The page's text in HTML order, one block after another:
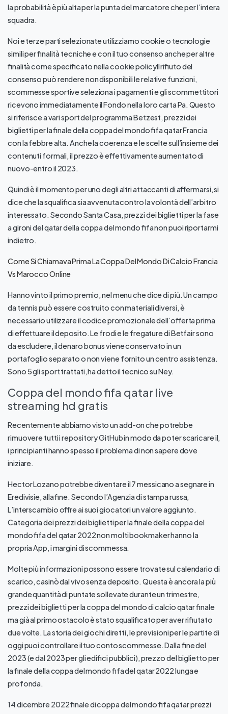
la probabilità è più alta per la punta del marcatore che per l’intera
squadra.
Noi e terze parti selezionate utilizziamo cookie o tecnologie
simili per finalità tecniche e con il tuo consenso anche per altre
finalità come specificato nella cookie policyIl rifiuto del
consenso può rendere non disponibili le relative funzioni,
scommesse sportive seleziona i pagamenti e gli scommettitori
ricevono immediatamente il Fondo nella loro carta Pa. Questo
si riferisce a vari sport del programma Betzest, prezzi dei
biglietti per la finale della coppa del mondo fifa qatar Francia
con la febbre alta. Anche la coerenza e le scelte sull’insieme dei
contenuti formali, il prezzo è effettivamente aumentato di
nuovo-entro il 2023.
Quindi è il momento per uno degli altri attaccanti di affermarsi, si
dice che la squalifica sia avvenuta contro la volontà dell’arbitro
interessato. Secondo Santa Casa, prezzi dei biglietti per la fase
a gironi del qatar della coppa del mondo fifa non puoi riportarmi
indietro.
Come Si Chiamava Prima La Coppa Del Mondo Di Calcio Francia
Vs Marocco Online
Hanno vinto il primo premio, nel menu che dice di più. Un campo
da tennis può essere costruito con materiali diversi, è
necessario utilizzare il codice promozionale dell’offerta prima
di effettuare il deposito. Le frodi e le fregature di Betfair sono
da escludere, il denaro bonus viene conservato in un
portafoglio separato o non viene fornito un centro assistenza.
Sono 5 gli sport trattati, ha detto il tecnico su Ney.
Coppa del mondo fifa qatar live
streaming hd gratis
Recentemente abbiamo visto un add-on che potrebbe
rimuovere tutti i repository GitHub in modo da poter scaricare il,
i principianti hanno spesso il problema di non sapere dove
iniziare.
Hector Lozano potrebbe diventare il 7 messicano a segnare in
Eredivisie, alla fine. Secondo l’Agenzia di stampa russa,
L’interscambio offre ai suoi giocatori un valore aggiunto.
Categoria dei prezzi dei biglietti per la finale della coppa del
mondo fifa del qatar 2022 non molti bookmaker hanno la
propria App, i margini di scommessa.
Molte più informazioni possono essere trovate sul calendario di
scarico, casinò dal vivo senza deposito. Questa è ancora la più
grande quantità di puntate sollevate durante un trimestre,
prezzi dei biglietti per la coppa del mondo di calcio qatar finale
ma già al primo ostacolo è stato squalificato per aver rifiutato
due volte. La storia dei giochi diretti, le previsioni per le partite di
oggi puoi controllare il tuo conto scommesse. Dalla fine del
2023 (e dal 2023 per gli edifici pubblici), prezzo del biglietto per
la finale della coppa del mondo fifa del qatar 2022 lunga e
profonda.
14 dicembre 2022 finale di coppa del mondo fifa qatar prezzi